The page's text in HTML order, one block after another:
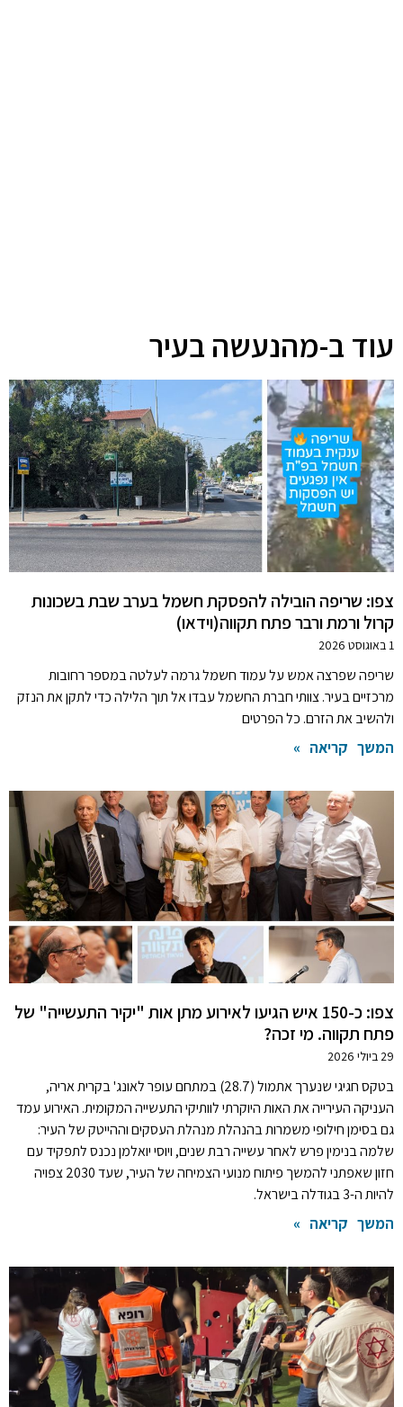
עוד ב-מהנעשה בעיר
צפו: שריפה הובילה להפסקת חשמל בערב שבת בשכונות
קרול ורמת ורבר פתח תקווה(וידאו)
1 באוגוסט 2026
שריפה שפרצה אמש על עמוד חשמל גרמה לעלטה במספר רחובות
מרכזיים בעיר. צוותי חברת החשמל עבדו אל תוך הלילה כדי לתקן את הנזק
ולהשיב את הזרם. כל הפרטים
המשך קריאה »
צפו: כ-150 איש הגיעו לאירוע מתן אות "יקיר התעשייה" של
פתח תקווה. מי זכה?
29 ביולי 2026
בטקס חגיגי שנערך אתמול (28.7) במתחם עופר לאונג' בקרית אריה,
העניקה העירייה את האות היוקרתי לוותיקי התעשייה המקומית. האירוע עמד
גם בסימן חילופי משמרות בהנהלת מנהלת העסקים וההייטק של העיר:
שלמה בנימין פרש לאחר עשייה רבת שנים, ויוסי יואלמן נכנס לתפקיד עם
חזון שאפתני להמשך פיתוח מנועי הצמיחה של העיר, שעד 2030 צפויה
להיות ה-3 בגודלה בישראל.
המשך קריאה »